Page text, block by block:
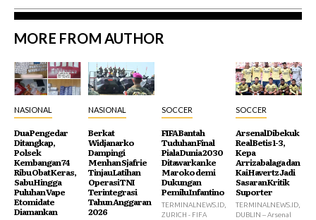
MORE FROM AUTHOR
NASIONAL
Dua Pengedar
Ditangkap,
Polsek
Kembangan 74
Ribu Obat Keras,
Sabu Hingga
Puluhan Vape
Etomidate
Diamankan
NASIONAL
Berkat
Widjanarko
Dampingi
Menhan Sjafrie
Tinjau Latihan
Operasi TNI
Terintegrasi
Tahun Anggaran
2026
SOCCER
FIFA Bantah
Tuduhan Final
Piala Dunia 2030
Ditawarkan ke
Maroko demi
Dukungan
Pemilu Infantino
TERMINALNEWS.ID,
ZURICH - FIFA
SOCCER
Arsenal Dibekuk
Real Betis 1-3,
Kepa
Arrizabalaga dan
Kai Havertz Jadi
Sasaran Kritik
Suporter
TERMINALNEWS.ID,
DUBLIN – Arsenal